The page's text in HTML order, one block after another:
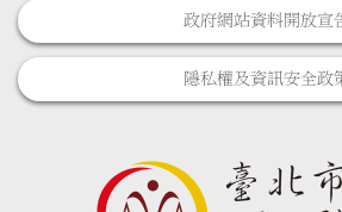
政府網站資料開放宣
隱私權及資訊安全政